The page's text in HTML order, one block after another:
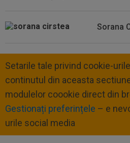
Sorana
Setarile tale privind cookie-
continutul din aceasta
modulelor coookie direct din
Gestionați preferințele – e
urile social media